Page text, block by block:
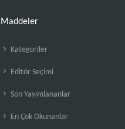
Maddeler
Kategoriler
Editör Seçimi
Son Yayımlananlar
En Çok Okunanlar